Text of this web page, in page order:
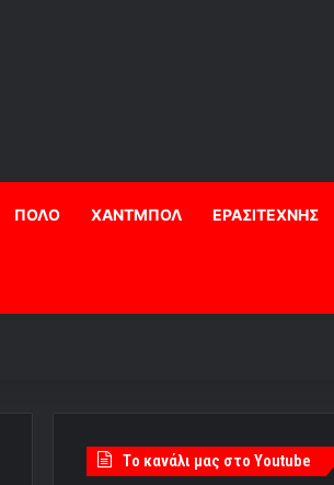
ΠΟΛΟ ΧΑΝΤΜΠΟΛ ΕΡΑΣΙΤΕΧΝΗΣ
Tο κανάλι μας στο Youtube